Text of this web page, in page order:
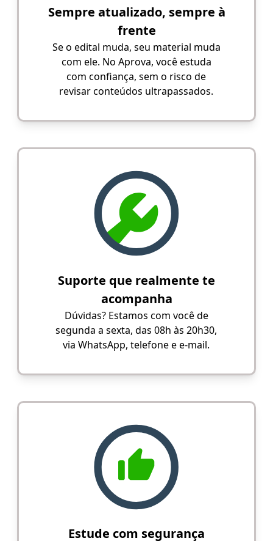
Sempre atualizado, sempre à
frente
Se o edital muda, seu material muda
com ele. No Aprova, você estuda
com confiança, sem o risco de
revisar conteúdos ultrapassados.
Suporte que realmente te
acompanha
Dúvidas? Estamos com você de
segunda a sexta, das 08h às 20h30,
via WhatsApp, telefone e e-mail.
Estude com segurança